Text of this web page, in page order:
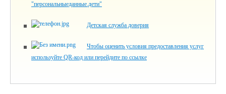
"персональныеданные.дети"
Детская служба доверия
Чтобы оценить условия предоставления услуг
используйте QR-код или перейдите по ссылке